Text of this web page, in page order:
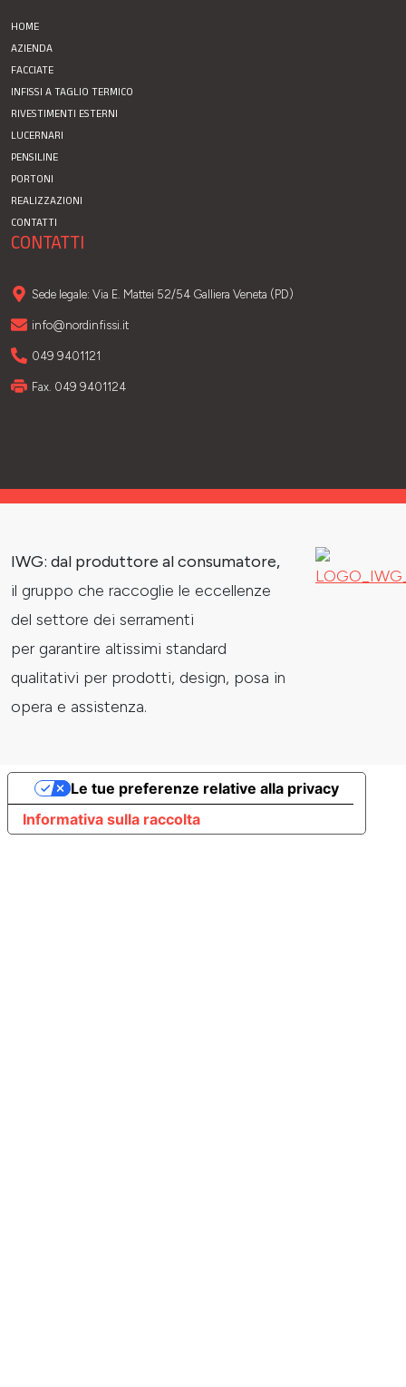
HOME
AZIENDA
FACCIATE
INFISSI A TAGLIO TERMICO
RIVESTIMENTI ESTERNI
LUCERNARI
PENSILINE
PORTONI
REALIZZAZIONI
CONTATTI
CONTATTI
Sede legale: Via E. Mattei 52/54 Galliera Veneta (PD)
info@nordinfissi.it
049 9401121
Fax. 049 9401124
IWG: dal produttore al consumatore,
il gruppo che raccoglie le eccellenze
del settore dei serramenti
per garantire altissimi standard
qualitativi per prodotti, design, posa in
opera e assistenza.
Informativa sulla raccolta
Le tue preferenze relative alla privacy